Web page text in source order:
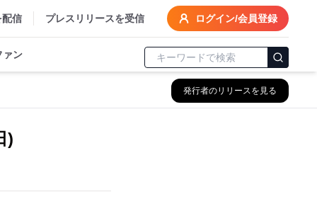
配信 プレスリリースを受信 ログイン/会員登録
ァン
発行者のリリースを見る
)